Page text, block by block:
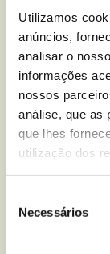
Utilizamos
anúncios,
analisar o
informações
nossos
análise, que as
que lhes
utilização dos
Necessários
Você
Mais recentes